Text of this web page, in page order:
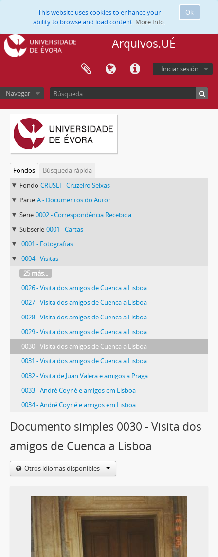
Ok
This website uses cookies to enhance your
ability to browse and load content. More Info.
Arquivos.UÉ
Iniciar sesión
Navegar
Fondos
Búsqueda rápida
Fondo CRUSEI - Cruzeiro Seixas
Parte A - Documentos do Autor
Serie 0002 - Correspondência Recebida
Subserie 0001 - Cartas
0001 - Fotografias
0004 - Visitas
25 más...
0026 - Visita dos amigos de Cuenca a Lisboa
0027 - Visita dos amigos de Cuenca a Lisboa
0028 - Visita dos amigos de Cuenca a Lisboa
0029 - Visita dos amigos de Cuenca a Lisboa
0030 - Visita dos amigos de Cuenca a Lisboa
0031 - Visita dos amigos de Cuenca a Lisboa
0032 - Visita de Juan Valera e amigos a Praga
0033 - André Coyné e amigos em Lisboa
0034 - André Coyné e amigos em Lisboa
Documento simples 0030 - Visita dos
amigos de Cuenca a Lisboa
Otros idiomas disponibles